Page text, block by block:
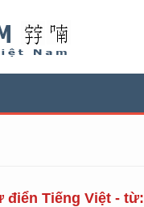
điển Tiếng Việt - từ: